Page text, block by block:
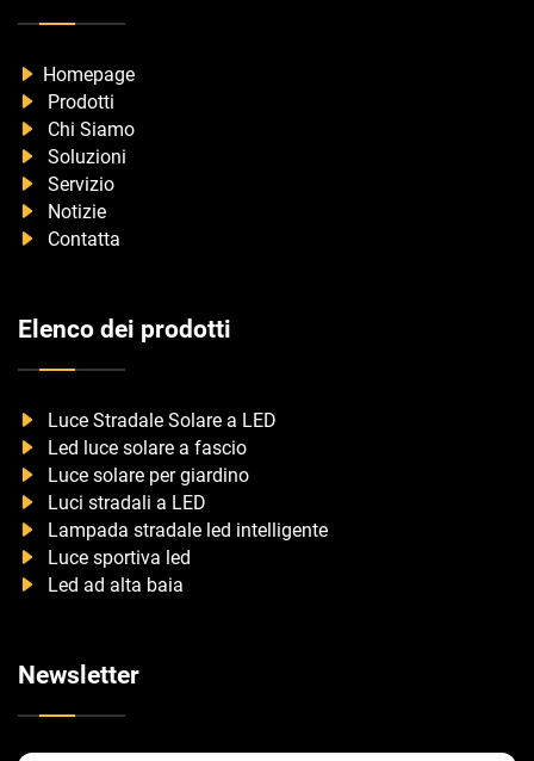
Homepage
Prodotti
Chi Siamo
Soluzioni
Servizio
Notizie
Contatta
Elenco dei prodotti
Luce Stradale Solare a LED
Led luce solare a fascio
Luce solare per giardino
Luci stradali a LED
Lampada stradale led intelligente
Luce sportiva led
Led ad alta baia
Newsletter